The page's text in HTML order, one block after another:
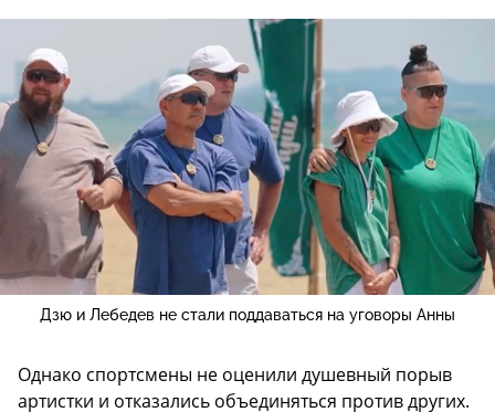
Дзю и Лебедев не стали поддаваться на уговоры Анны
Однако спортсмены не оценили душевный порыв
артистки и отказались объединяться против других.